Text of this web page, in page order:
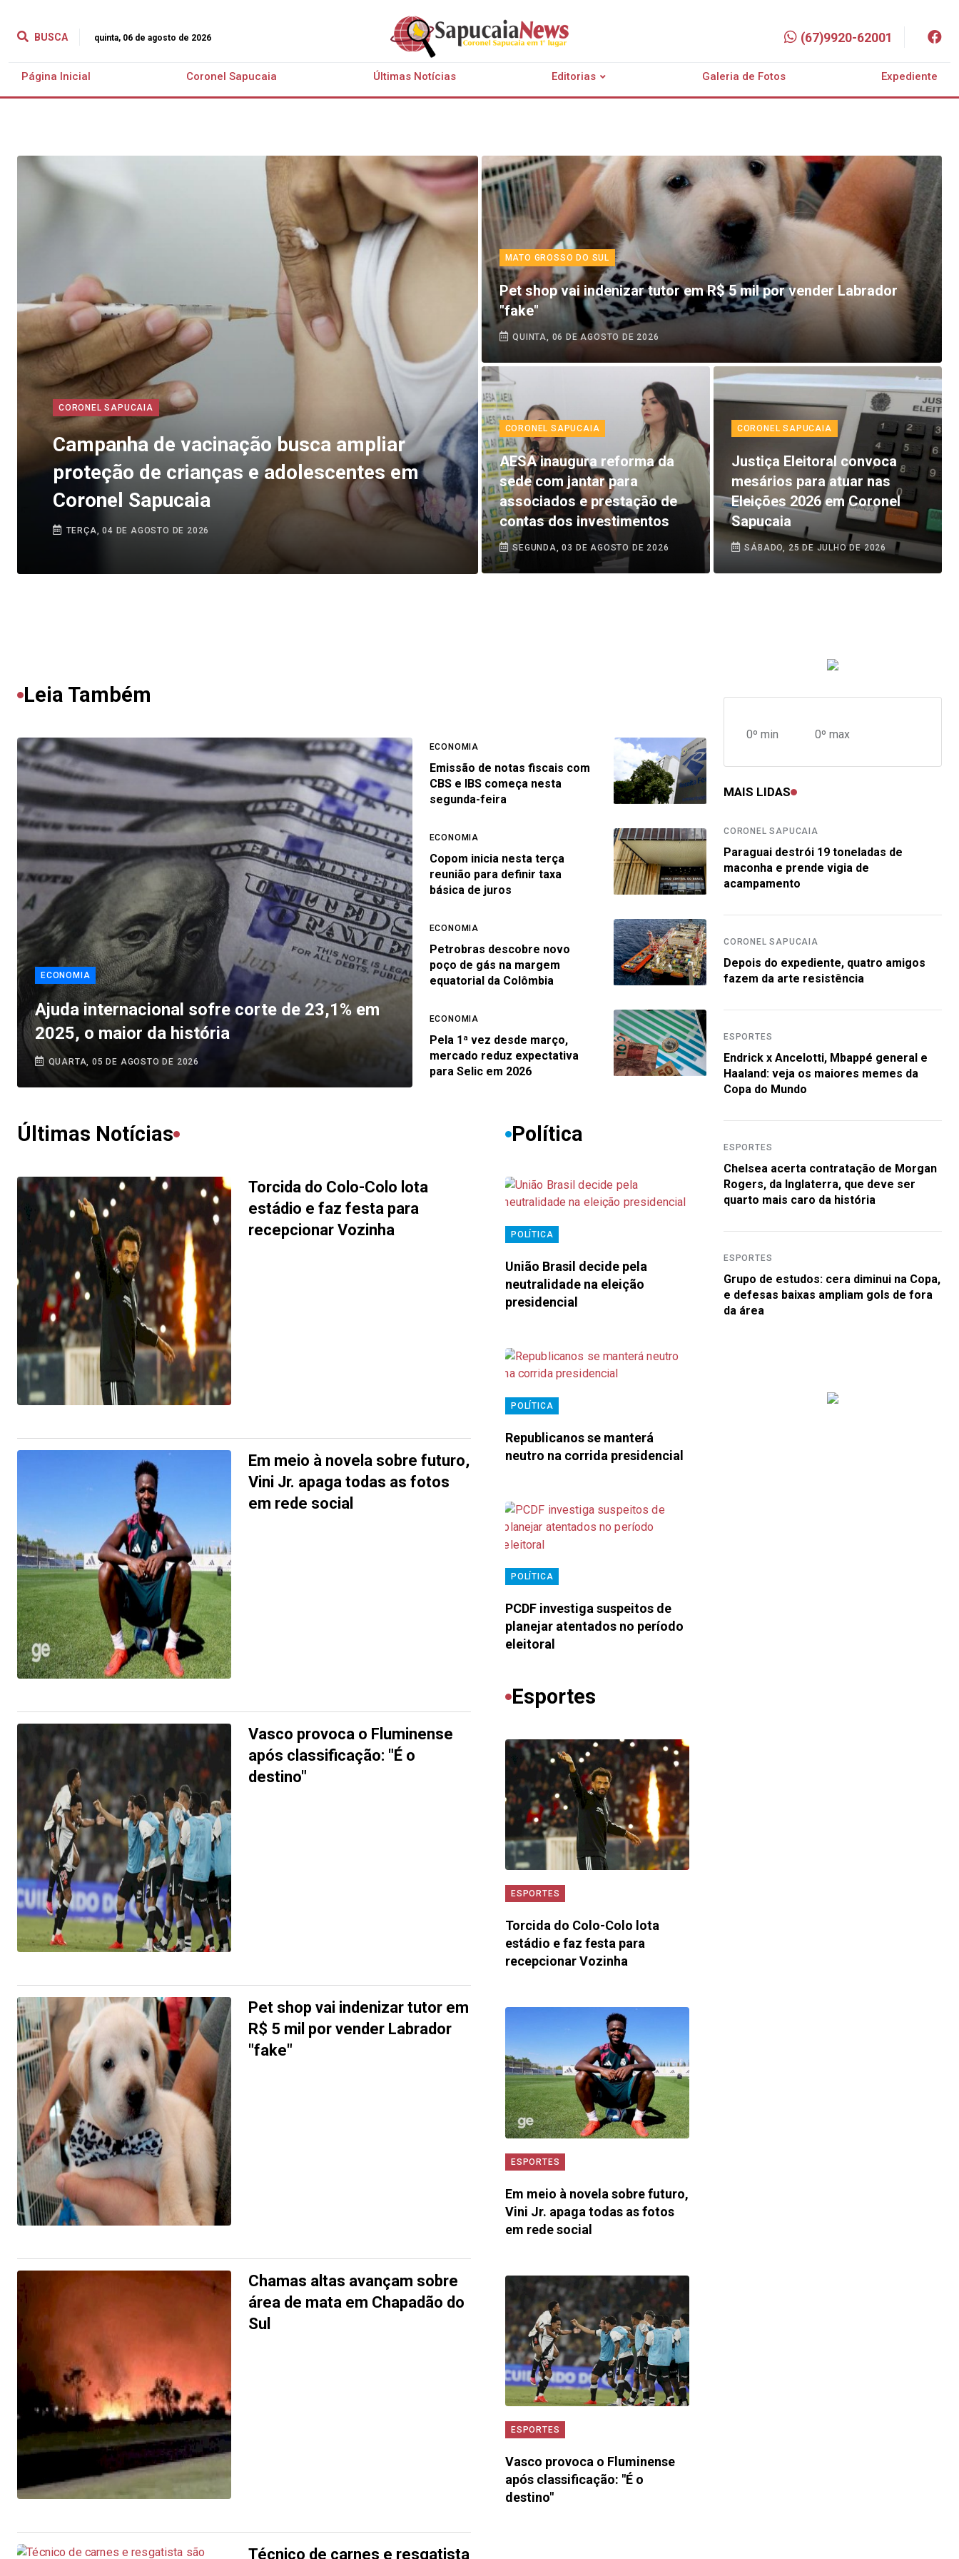
BUSCA quinta, 06 de agosto de 2026 (67)9920-62001
Página Inicial Coronel Sapucaia Últimas Notícias Editorias Galeria de Fotos Expediente
CORONEL SAPUCAIA
Campanha de vacinação busca ampliar
proteção de crianças e adolescentes em
Coronel Sapucaia
TERÇA, 04 DE AGOSTO DE 2026
MATO GROSSO DO SUL
Pet shop vai indenizar tutor em R$ 5 mil por vender Labrador
"fake"
QUINTA, 06 DE AGOSTO DE 2026
CORONEL SAPUCAIA
AESA inaugura reforma da
sede com jantar para
associados e prestação de
contas dos investimentos
SEGUNDA, 03 DE AGOSTO DE 2026
CORONEL SAPUCAIA
Justiça Eleitoral convoca
mesários para atuar nas
Eleições 2026 em Coronel
Sapucaia
SÁBADO, 25 DE JULHO DE 2026
Leia Também
ECONOMIA
Ajuda internacional sofre corte de 23,1% em
2025, o maior da história
QUARTA, 05 DE AGOSTO DE 2026
ECONOMIA
Emissão de notas fiscais com
CBS e IBS começa nesta
segunda-feira
ECONOMIA
Copom inicia nesta terça
reunião para definir taxa
básica de juros
ECONOMIA
Petrobras descobre novo
poço de gás na margem
equatorial da Colômbia
ECONOMIA
Pela 1ª vez desde março,
mercado reduz expectativa
para Selic em 2026
Últimas Notícias
Torcida do Colo-Colo lota
estádio e faz festa para
recepcionar Vozinha
Em meio à novela sobre futuro,
Vini Jr. apaga todas as fotos
em rede social
Vasco provoca o Fluminense
após classificação: "É o
destino"
Pet shop vai indenizar tutor em
R$ 5 mil por vender Labrador
"fake"
Chamas altas avançam sobre
área de mata em Chapadão do
Sul
Técnico de carnes e resgatista
Política
POLÍTICA
União Brasil decide pela
neutralidade na eleição
presidencial
POLÍTICA
Republicanos se manterá
neutro na corrida presidencial
POLÍTICA
PCDF investiga suspeitos de
planejar atentados no período
eleitoral
Esportes
ESPORTES
Torcida do Colo-Colo lota
estádio e faz festa para
recepcionar Vozinha
ESPORTES
Em meio à novela sobre futuro,
Vini Jr. apaga todas as fotos
em rede social
ESPORTES
Vasco provoca o Fluminense
após classificação: "É o
destino"
0º min 0º max
MAIS LIDAS
CORONEL SAPUCAIA
Paraguai destrói 19 toneladas de
maconha e prende vigia de
acampamento
CORONEL SAPUCAIA
Depois do expediente, quatro amigos
fazem da arte resistência
ESPORTES
Endrick x Ancelotti, Mbappé general e
Haaland: veja os maiores memes da
Copa do Mundo
ESPORTES
Chelsea acerta contratação de Morgan
Rogers, da Inglaterra, que deve ser
quarto mais caro da história
ESPORTES
Grupo de estudos: cera diminui na Copa,
e defesas baixas ampliam gols de fora
da área